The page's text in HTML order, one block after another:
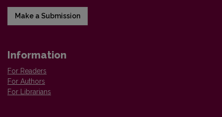
Make a Submission
Information
For Readers
For Authors
For Librarians